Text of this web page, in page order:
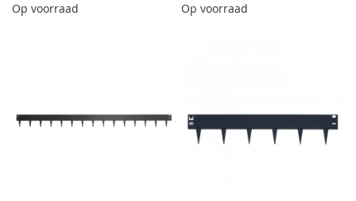
Op voorraad
Op voorraad